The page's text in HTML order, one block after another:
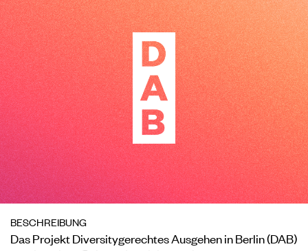
BESCHREIBUNG
Das Projekt Diversitygerechtes Ausgehen in Berlin (DAB)